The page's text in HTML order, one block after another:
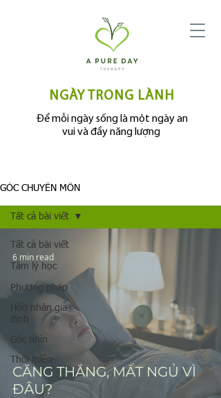
Để mỗi ngày sống là một ngày an
vui và đầy năng lượng
NGÀY TRONG LÀNH
GÓC CHUYÊN MÔN
Tất cả bài viết
Tâm lý học
Phương pháp
Hôn nhân gia
đình
Góc nhìn
Thôi miên
Tất cả bài viết
CĂNG THẲNG, MẤT NGỦ VÌ
ĐÂU?
6 min read